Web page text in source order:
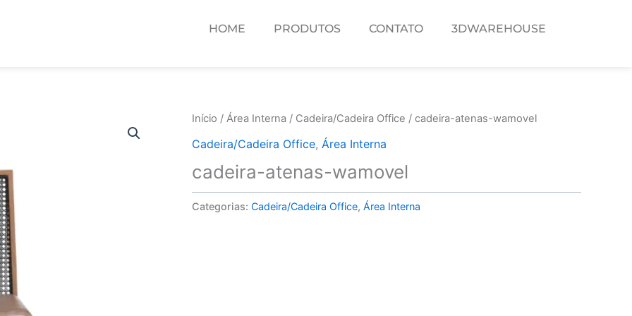
HOME PRODUTOS CONTATO 3DWAREHOUSE
Início / Área Interna / Cadeira/Cadeira Office / cadeira-atenas-wamovel
Cadeira/Cadeira Office, Área Interna
cadeira-atenas-wamovel
Categorias: Cadeira/Cadeira Office, Área Interna